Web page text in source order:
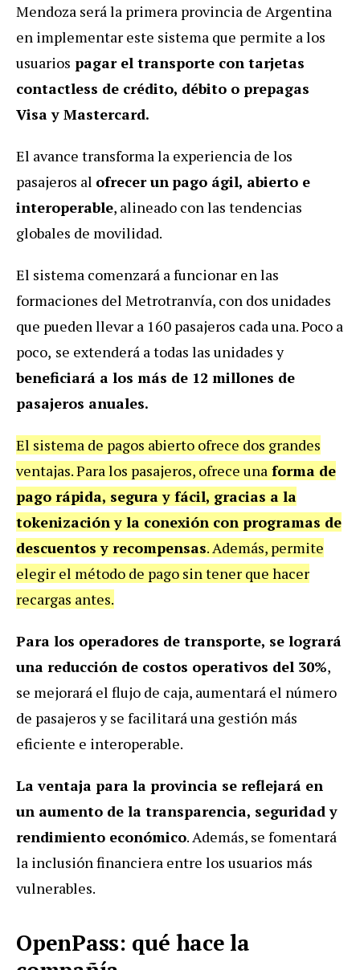
Mendoza será la primera provincia de Argentina
en implementar este sistema que permite a los
usuarios pagar el transporte con tarjetas
contactless de crédito, débito o prepagas
Visa y Mastercard.
El avance transforma la experiencia de los
pasajeros al ofrecer unpago ágil, abierto e
interoperable, alineado con las tendencias
globales de movilidad.
El sistema comenzará a funcionar en las
formaciones del Metrotranvía, con dos unidades
que pueden llevar a 160 pasajeros cada una. Poco a
poco, se extenderá a todas las unidades y
beneficiará a los más de 12 millones de
pasajeros anuales.
El sistema de pagos abierto ofrece dos grandes
ventajas. Para los pasajeros, ofrece una forma de
pago rápida, segura y fácil, gracias a la
tokenización y la conexión con programas de
descuentos y recompensas. Además, permite
elegir el método de pago sin tener que hacer
recargas antes.
Para los operadores de transporte, se logrará
una reducción de costos operativos del 30%,
se mejorará el flujo de caja, aumentará el número
de pasajeros y se facilitará una gestión más
eficiente e interoperable.
La ventaja para la provincia se reflejará en
un aumento de la transparencia, seguridad y
rendimiento económico. Además, se fomentará
la inclusión financiera entre los usuarios más
vulnerables.
OpenPass: qué hace la